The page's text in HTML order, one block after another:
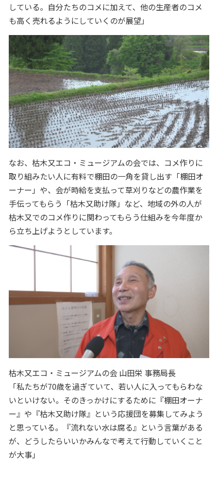
している。自分たちのコメに加えて、他の生産者のコメ
も高く売れるようにしていくのが展望」
なお、枯木又エコ・ミュージアムの会では、コメ作りに
取り組みたい人に有料で棚田の一角を貸し出す「棚田オ
ーナー」や、会が時給を支払って草刈りなどの農作業を
手伝ってもらう「枯木又助け隊」など、地域の外の人が
枯木又でのコメ作りに関わってもらう仕組みを今年度か
ら立ち上げようとしています。
枯木又エコ・ミュージアムの会 山田栄 事務局長
「私たちが70歳を過ぎていて、若い人に入ってもらわな
いといけない。そのきっかけにするために『棚田オーナ
ー』や『枯木又助け隊』という応援団を募集してみよう
と思っている。『流れない水は腐る』という言葉がある
が、どうしたらいいかみんなで考えて行動していくこと
が大事」